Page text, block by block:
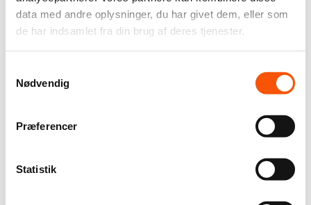
data med andre oplysninger, du har givet dem, eller som
de har indsamlet fra din brug af deres tjenester.
Nødvendig
Præferencer
Statistik